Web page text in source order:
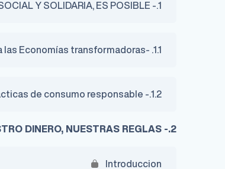
1.- OTRA ECONOMÍA, SOCIAL Y SOLIDARIA, ES POSIBLE
1.1. -Aproximación a las Economías transformadoras
1.2.- Alternativas prácticas de consumo responsable
2.- NUESTRO DINERO, NUESTRAS REGLAS
Introduccion